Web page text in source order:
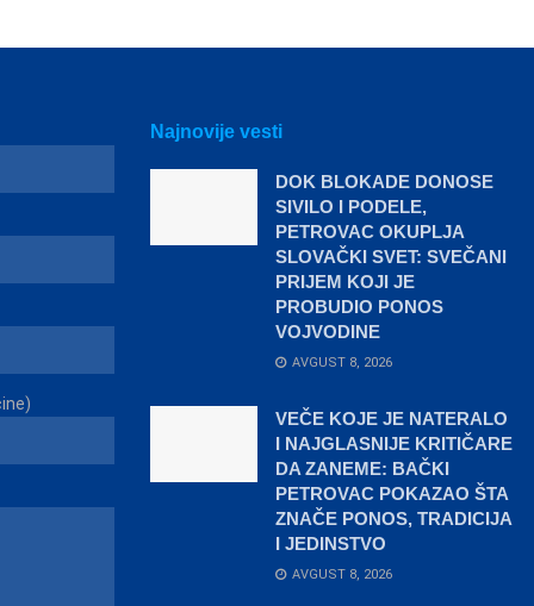
Najnovije vesti
DOK BLOKADE DONOSE
SIVILO I PODELE,
PETROVAC OKUPLJA
SLOVAČKI SVET: SVEČANI
PRIJEM KOJI JE
PROBUDIO PONOS
VOJVODINE
AVGUST 8, 2026
VEČE KOJE JE NATERALO
I NAJGLASNIJE KRITIČARE
DA ZANEME: BAČKI
PETROVAC POKAZAO ŠTA
ZNAČE PONOS, TRADICIJA
I JEDINSTVO
AVGUST 8, 2026